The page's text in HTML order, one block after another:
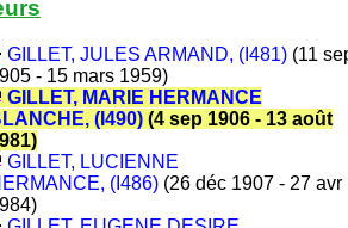
GILLET, JULES ARMAND, (I481)(11
- 15 mars 1959)
GILLET, MARIE HERMANCE
(I490)(4 sep 1906 - 13 août
GILLET, LUCIENNE
(I486)(26 déc 1907 - 27 avr